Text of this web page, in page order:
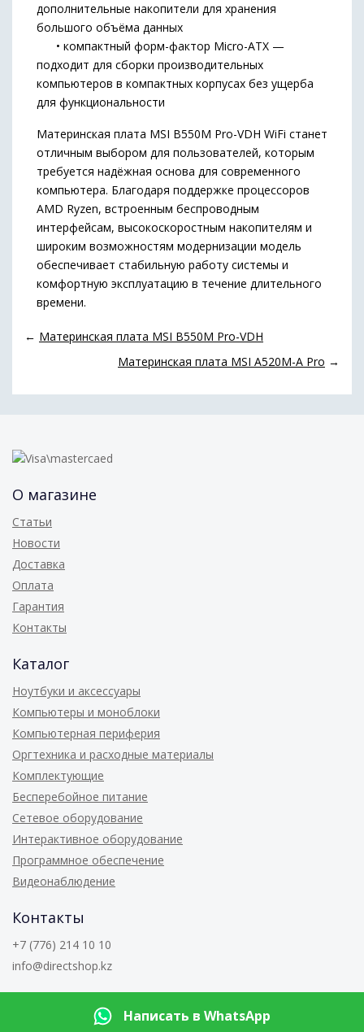
дополнительные накопители для хранения
большого объёма данных
• компактный форм-фактор Micro-ATX —
подходит для сборки производительных
компьютеров в компактных корпусах без ущерба
для функциональности
Материнская плата MSI B550M Pro-VDH WiFi станет
отличным выбором для пользователей, которым
требуется надёжная основа для современного
компьютера. Благодаря поддержке процессоров
AMD Ryzen, встроенным беспроводным
интерфейсам, высокоскоростным накопителям и
широким возможностям модернизации модель
обеспечивает стабильную работу системы и
комфортную эксплуатацию в течение длительного
времени.
← Материнская плата MSI B550M Pro-VDH
Материнская плата MSI A520M-A Pro →
О магазине
Статьи
Новости
Доставка
Оплата
Гарантия
Контакты
Каталог
Ноутбуки и аксессуары
Компьютеры и моноблоки
Компьютерная периферия
Оргтехника и расходные материалы
Комплектующие
Бесперебойное питание
Сетевое оборудование
Интерактивное оборудование
Программное обеспечение
Видеонаблюдение
Контакты
+7 (776) 214 10 10
info@directshop.kz
Directshop.kz Написать в WhatsApp